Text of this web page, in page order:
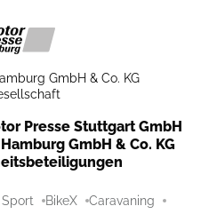
GmbH & Co. KG
Presse Stuttgart GmbH
GmbH & Co. KG
BikeX Caravaning